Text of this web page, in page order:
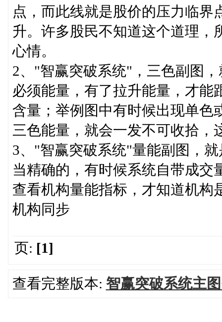
点，而此线就是股价的压力临
升。许多股民不知道这个道理，
心情。
2、"智赢突破系统"，三色副图
必须能量，有了拉升能量，才能
含量；举例图中有时候出现单色
三色能量，就会一发不可收拾，
3、"智赢突破系统"量能副图，
当精确的，有时候系统自带成交
查看机构量能指标，才知道机构
机构同步
页: [1]
查看完整版本: 智赢突破系统主